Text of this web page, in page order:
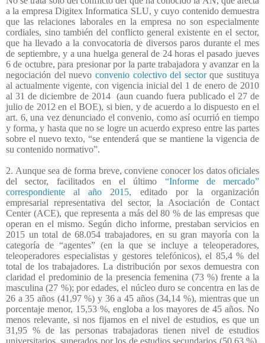
a la empresa Digitex Informatica SLU, y cuyo contenido demuestra
que las relaciones laborales en la empresa no son especialmente
cordiales, sino también del conflicto general existente en el sector,
que ha llevado a la convocatoria de diversos paros durante el mes
de septiembre, y a una huelga general de 24 horas el pasado jueves
6 de octubre, para presionar por la parte trabajadora y avanzar en la
negociación del nuevo convenio colectivo del sectorque sustituya
al actualmente vigente, con vigencia inicial del 1 de enero de 2010
al 31 de diciembre de 2014
(aun cuando fuera publicado el 27 de
julio de 2012 en el BOE), si bien, y de acuerdo a lo dispuesto en el
art. 6, una vez denunciado el convenio, como así ocurrió en tiempo
y forma, y hasta que no se logre un acuerdo expreso entre las partes
sobre el nuevo texto, “se entenderá que se mantiene la vigencia de
su contenido normativo”.
2. Aunque sea de forma breve, conviene conocer los datos oficiales
del sector, facilitados en el último “Informe de mercado”
correspondiente al año 2015, editado por la organización
empresarial representativa del sector, la Asociación de Contact
Center (ACE), que representa a más del 80 % de las empresas que
operan en el mismo. Según dicho informe, prestaban servicios en
2015 un total de 68.054 trabajadores, en su gran mayoría con la
categoría de “agentes” (en la que se incluye a teleoperadores,
teleoperadores especialistas y gestores telefónicos), el 85,4 % del
total de los trabajadores. La distribución por sexos demuestra con
claridad el predominio de la presencia femenina (73 %) frente a la
masculina (27 %); por edades, el núcleo duro se concentra en las de
26 a 35 años (41,97 %) y 36 a 45 años (34,14 %), mientras que un
porcentaje menor, 15,53 %, engloba a los mayores de 45 años. No
menos relevante, si nos fijamos en el nivel de estudios, es que un
31,95 % de las personas trabajadoras tienen nivel de estudios
universitarios, superados por los de estudios secundarios (50,63 %),